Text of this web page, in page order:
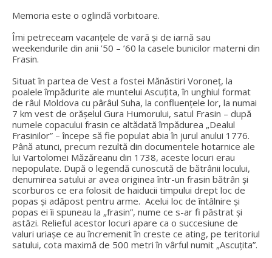
Memoria este o oglindă vorbitoare.
Îmi petreceam vacanțele de vară și de iarnă sau
weekendurile din anii ’50 – ’60 la casele bunicilor materni din
Frasin.
Situat în partea de Vest a fostei Mănăstiri Voroneţ, la
poalele împădurite ale muntelui Ascuţita, în unghiul format
de râul Moldova cu pârâul Suha, la confluenţele lor, la numai
7 km vest de orăşelul Gura Humorului, satul Frasin – după
numele copacului frasin ce altădată împădurea „Dealul
Frasinilor” – începe să fie populat abia în jurul anului 1776.
Până atunci, precum rezultă din documentele hotarnice ale
lui Vartolomei Măzăreanu din 1738, aceste locuri erau
nepopulate. După o legendă cunoscută de bătrânii locului,
denumirea satului ar avea originea într-un frasin bătrân şi
scorburos ce era folosit de haiducii timpului drept loc de
popas şi adăpost pentru arme. Acelui loc de întâlnire şi
popas ei îi spuneau la „frasin”, nume ce s-ar fi păstrat şi
astăzi. Relieful acestor locuri apare ca o succesiune de
valuri uriaşe ce au încremenit în creste ce ating, pe teritoriul
satului, cota maximă de 500 metri în vârful numit „Ascuţita”.